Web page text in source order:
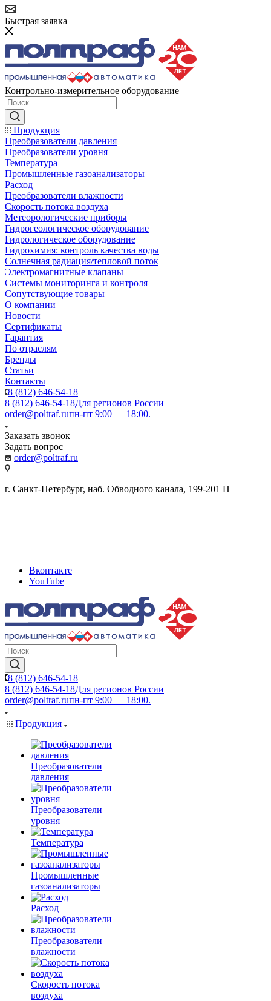
Быстрая заявка
Контрольно-измерительное оборудование
Продукция
Преобразователи давления
Преобразователи уровня
Температура
Промышленные газоанализаторы
Расход
Преобразователи влажности
Скорость потока воздуха
Метеорологические приборы
Гидрогеологическое оборудование
Гидрологическое оборудование
Гидрохимия: контроль качества воды
Солнечная радиация/тепловой поток
Электромагнитные клапаны
Системы мониторинга и контроля
Сопутствующие товары
О компании
Новости
Сертификаты
Гарантия
По отраслям
Бренды
Статьи
Контакты
8 (812) 646-54-18
8 (812) 646-54-18Для регионов России
order@poltraf.ruпн-пт 9:00 — 18:00.
Заказать звонок
Задать вопрос
order@poltraf.ru
г. Санкт-Петербург, наб. Обводного канала, 199-201 П
Вконтакте
YouTube
8 (812) 646-54-18
8 (812) 646-54-18Для регионов России
order@poltraf.ruпн-пт 9:00 — 18:00.
Продукция
Преобразователи
давления
Преобразователи
уровня
Температура
Промышленные
газоанализаторы
Расход
Преобразователи
влажности
Скорость потока
воздуха